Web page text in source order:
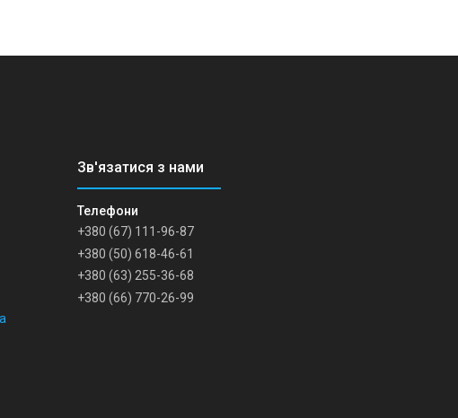
+380 (67) 111-96-87
+380 (50) 618-46-61
+380 (63) 255-36-68
+380 (66) 770-26-99